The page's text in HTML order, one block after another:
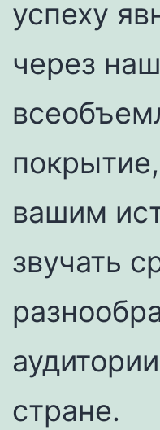
успеху
через
вашим
звучать
стране.